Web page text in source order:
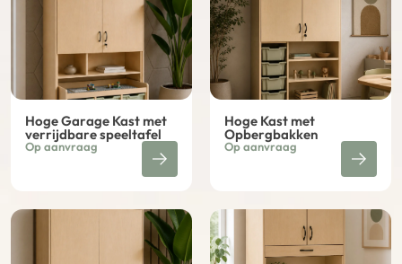
Hoge Garage Kast met
verrijdbare speeltafel
Op aanvraag
Hoge Kast met
Opbergbakken
Op aanvraag